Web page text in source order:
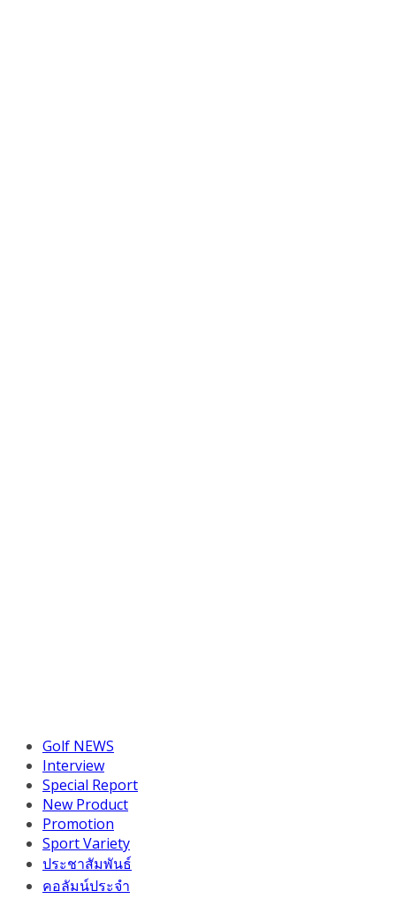
Golf NEWS
Interview
Special Report
New Product
Promotion
Sport Variety
ประชาสัมพันธ์
คอลัมน์ประจำ